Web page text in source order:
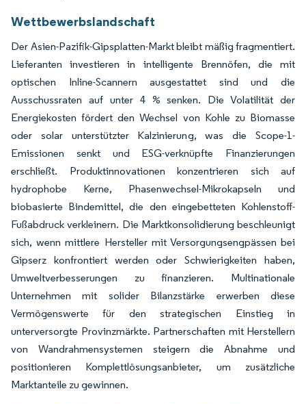
Wettbewerbslandschaft
Der Asien-Pazifik-Gipsplatten-Markt bleibt mäßig fragmentiert.
Lieferanten investieren in intelligente Brennöfen, die mit
optischen Inline-Scannern ausgestattet sind und die
Ausschussraten auf unter 4 % senken. Die Volatilität der
Energiekosten fördert den Wechsel von Kohle zu Biomasse
oder solar unterstützter Kalzinierung, was die Scope-1-
Emissionen senkt und ESG-verknüpfte Finanzierungen
erschließt. Produktinnovationen konzentrieren sich auf
hydrophobe Kerne, Phasenwechsel-Mikrokapseln und
biobasierte Bindemittel, die den eingebetteten Kohlenstoff-
Fußabdruck verkleinern. Die Marktkonsolidierung beschleunigt
sich, wenn mittlere Hersteller mit Versorgungsengpässen bei
Gipserz konfrontiert werden oder Schwierigkeiten haben,
Umweltverbesserungen zu finanzieren. Multinationale
Unternehmen mit solider Bilanzstärke erwerben diese
Vermögenswerte für den strategischen Einstieg in
unterversorgte Provinzmärkte. Partnerschaften mit Herstellern
von Wandrahmensystemen steigern die Abnahme und
positionieren Komplettlösungsanbieter, um zusätzliche
Marktanteile zu gewinnen.